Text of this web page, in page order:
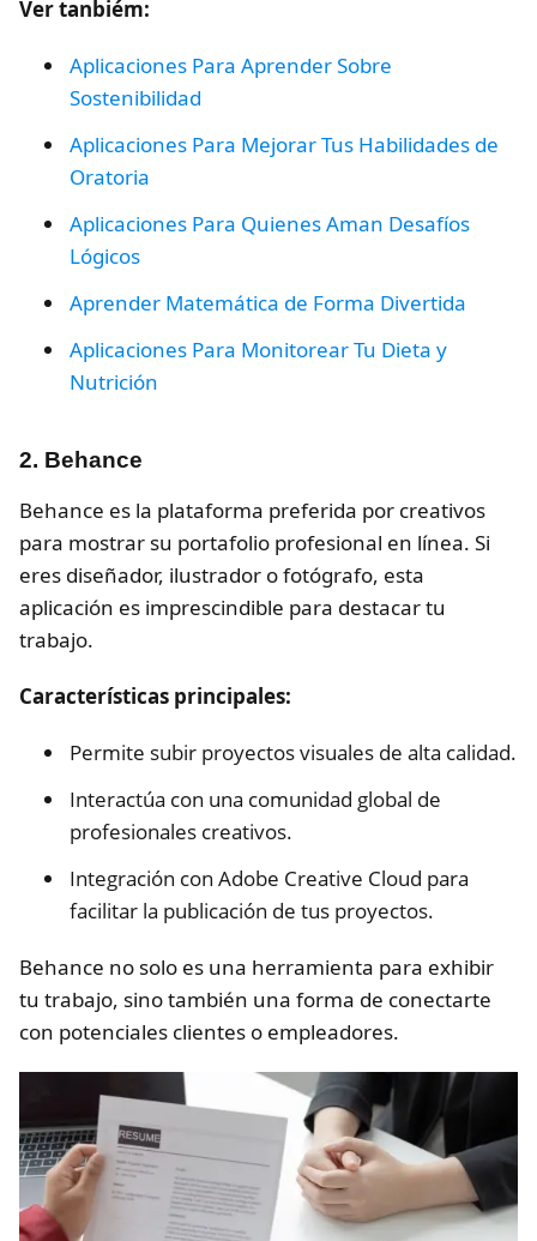
Ver tanbiém:
Aplicaciones Para Aprender Sobre
Sostenibilidad
Aplicaciones Para Mejorar Tus Habilidades de
Oratoria
Aplicaciones Para Quienes Aman Desafíos
Lógicos
Aprender Matemática de Forma Divertida
Aplicaciones Para Monitorear Tu Dieta y
Nutrición
2. Behance
Behance es la plataforma preferida por creativos
para mostrar su portafolio profesional en línea. Si
eres diseñador, ilustrador o fotógrafo, esta
aplicación es imprescindible para destacar tu
trabajo.
Características principales:
Permite subir proyectos visuales de alta calidad.
Interactúa con una comunidad global de
profesionales creativos.
Integración con Adobe Creative Cloud para
facilitar la publicación de tus proyectos.
Behance no solo es una herramienta para exhibir
tu trabajo, sino también una forma de conectarte
con potenciales clientes o empleadores.